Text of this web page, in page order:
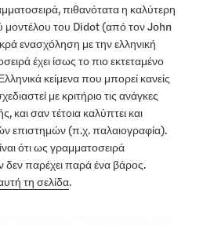
πιθανότατα η καλύτερη
μοντέλου του Didot (από τον John
ενασχόληση με την ελληνική
έχει ίσως το πιο εκτεταμένο
κείμενα που μπορεί κανείς
με κριτήριο τις ανάγκες
και σαν τέτοια καλύπτει και
επιστημών (π.χ. παλαιογραφία).
ότι ως γραμματοσειρά
παρέχει παρά ένα βάρος.
τη σελίδα.